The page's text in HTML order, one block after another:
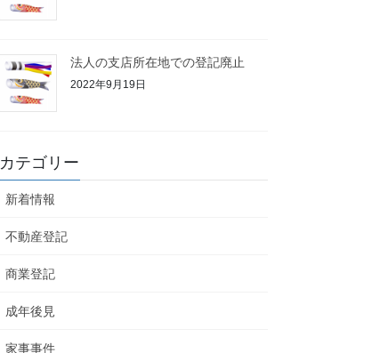
法人の支店所在地での登記廃止
2022年9月19日
カテゴリー
新着情報
不動産登記
商業登記
成年後見
家事事件